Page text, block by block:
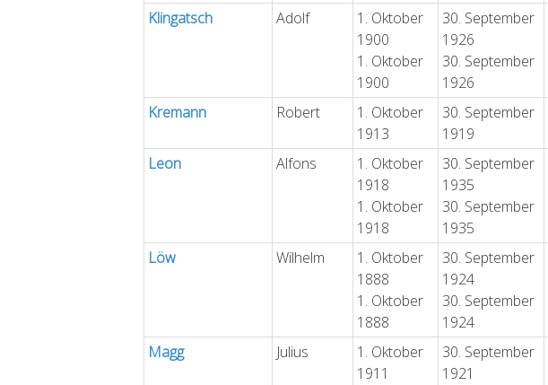
Klingatsch Adolf
1. Oktober
1900
1. Oktober
1900
30. September
1926
30. September
1926
Kremann Robert
1. Oktober
1913
30. September
1919
Leon Alfons
1. Oktober
1918
1. Oktober
1918
30. September
1935
30. September
1935
Löw Wilhelm
1. Oktober
1888
1. Oktober
1888
30. September
1924
30. September
1924
Magg Julius
1. Oktober
1911
30. September
1921